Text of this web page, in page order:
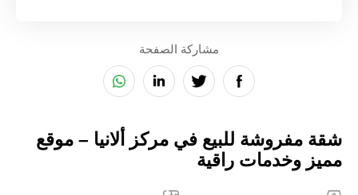
مشاركة الصفحة
شقة مفروشة للبيع في مركز ألانيا – موقع
مميز وخدمات راقية